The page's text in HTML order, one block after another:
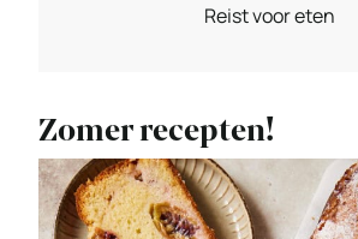
Reist voor eten
Zomer recepten!